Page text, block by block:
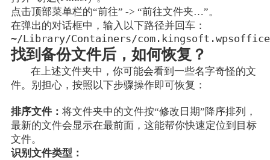
点击顶部菜单栏的“前往” -> “前往文件夹…”。
在弹出的对话框中，输入以下路径并回车：
~/Library/Containers/
找到备份文件后，如何恢复？
在上述文件夹中，你可能会看到一些名字奇怪的文
件。别担心，按照以下步骤操作即可恢复：
排序文件： 将文件夹中的文件按“修改日期”降序排列，
最新的文件会显示在最前面，这能帮你快速定位到目标
文件。
识别文件类型：